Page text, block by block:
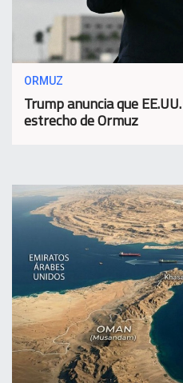
ORMUZ
Trump anuncia que
estrecho de Ormuz